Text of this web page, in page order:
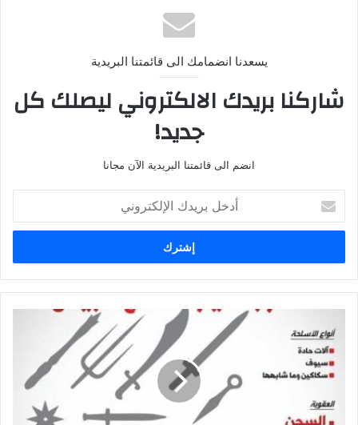
يسعدنا انضمامك الى قائمتنا البريدية
شاركنا بريدك الالكتروني ليصلك كل
جديد!
انضم الى قائمتنا البريدية الآن مجانا
بريدك
الإلكتروني
الاساسيه
في
جريمه
سلاح
ابيض